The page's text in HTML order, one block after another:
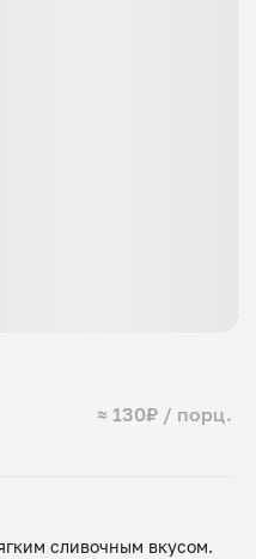
≈ 130₽ / порц.
сливочным вкусом.